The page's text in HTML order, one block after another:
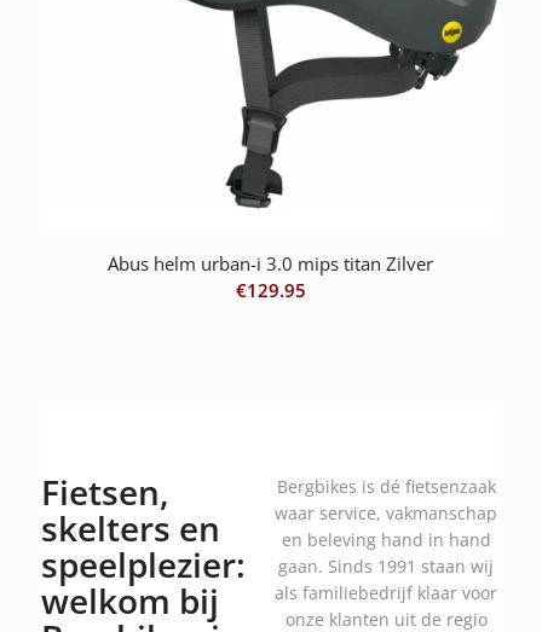
Abus helm urban-i 3.0 mips titan Zilver
€129.95
Fietsen,
skelters en
speelplezier:
welkom bij
Bergbikes is dé fietsenzaak
waar service, vakmanschap
en beleving hand in hand
gaan. Sinds 1991 staan wij
als familiebedrijf klaar voor
onze klanten uit de regio